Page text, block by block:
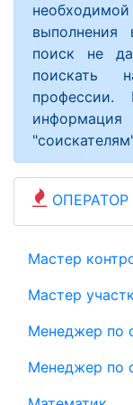
выполнения
поиск не
поискать
Мастер
Мастер
Менеджер по
Менеджер по